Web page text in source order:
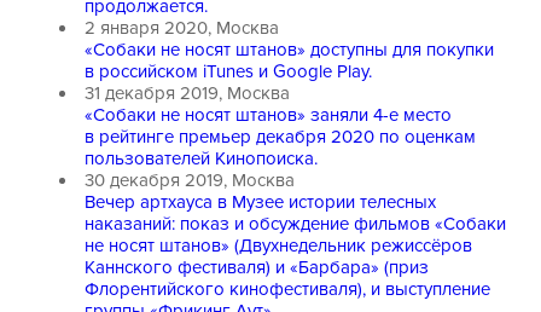
продолжается.
2 января 2020, Москва
«Собаки не носят штанов» доступны для покупки
в российском iTunes и Google Play.
31 декабря 2019, Москва
«Собаки не носят штанов» заняли 4-е место
в рейтинге премьер декабря 2020 по оценкам
пользователей Кинопоиска.
30 декабря 2019, Москва
Вечер артхауса в Музее истории телесных
наказаний: показ и обсуждение фильмов «Собаки
не носят штанов» (Двухнедельник режиссёров
Каннского фестиваля) и «Барбара» (приз
Флорентийского кинофестиваля), и выступление